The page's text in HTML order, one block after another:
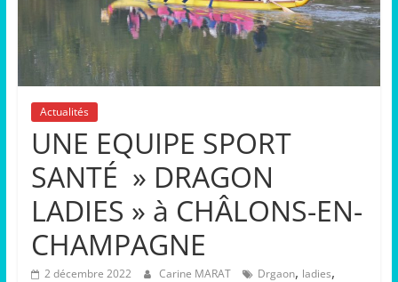
Actualités
UNE EQUIPE SPORT
SANTÉ » DRAGON
LADIES » à CHÂLONS-EN-
CHAMPAGNE
2 décembre 2022 Carine MARAT Drgaon, ladies,